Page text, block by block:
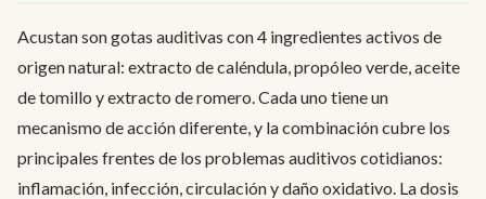
Acustan son gotas auditivas con 4 ingredientes activos de
origen natural: extracto de caléndula, propóleo verde, aceite
de tomillo y extracto de romero. Cada uno tiene un
mecanismo de acción diferente, y la combinación cubre los
principales frentes de los problemas auditivos cotidianos:
inflamación, infección, circulación y daño oxidativo. La dosis